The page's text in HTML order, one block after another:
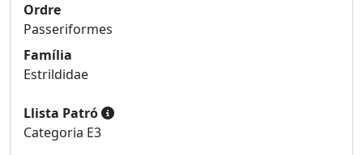
Ordre
Passeriformes
Família
Estrildidae
Llista Patró
Categoria E3